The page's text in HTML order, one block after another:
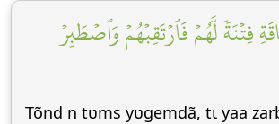
فِتۡنَةٗ لَّهُمۡ فَٱرۡتَقِبۡهُمۡ وَٱصۡطَبِرۡ
Tõnd n tʋms yʋgemdã, tɩ yaa